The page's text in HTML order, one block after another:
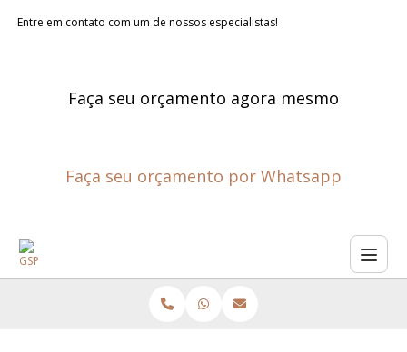
Entre em contato com um de nossos especialistas!
Faça seu orçamento agora mesmo
Faça seu orçamento por Whatsapp